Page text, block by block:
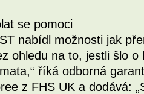
se pomoci
nabídl možnosti jak
ohledu na to, jestli šlo
říká odborná
z FHS UK a dodává: